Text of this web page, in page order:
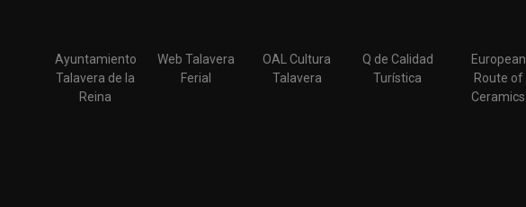
Ayuntamiento
Talavera de la
Reina
Web Talavera
Ferial
OAL Cultura
Talavera
Q de Calidad
Turística
European
Route of
Ceramics